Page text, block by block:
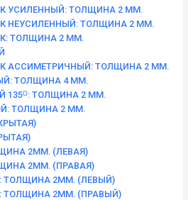
УСИЛЕННЫЙ: ТОЛЩИНА 2 ММ.
НЕУСИЛЕННЫЙ: ТОЛЩИНА 2 ММ.
ТОЛЩИНА 2 ММ.
АССИМЕТРИЧНЫЙ: ТОЛЩИНА 2 ММ.
ТОЛЩИНА 4 ММ.
135ᴼ: ТОЛЩИНА 2 ММ.
ТОЛЩИНА 2 ММ.
2ММ. (ЛЕВАЯ)
2ММ. (ПРАВАЯ)
ТОЛЩИНА 2ММ. (ЛЕВЫЙ)
ТОЛЩИНА 2ММ. (ПРАВЫЙ)